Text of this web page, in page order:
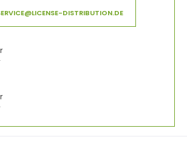
DISTRIBUTION.DE